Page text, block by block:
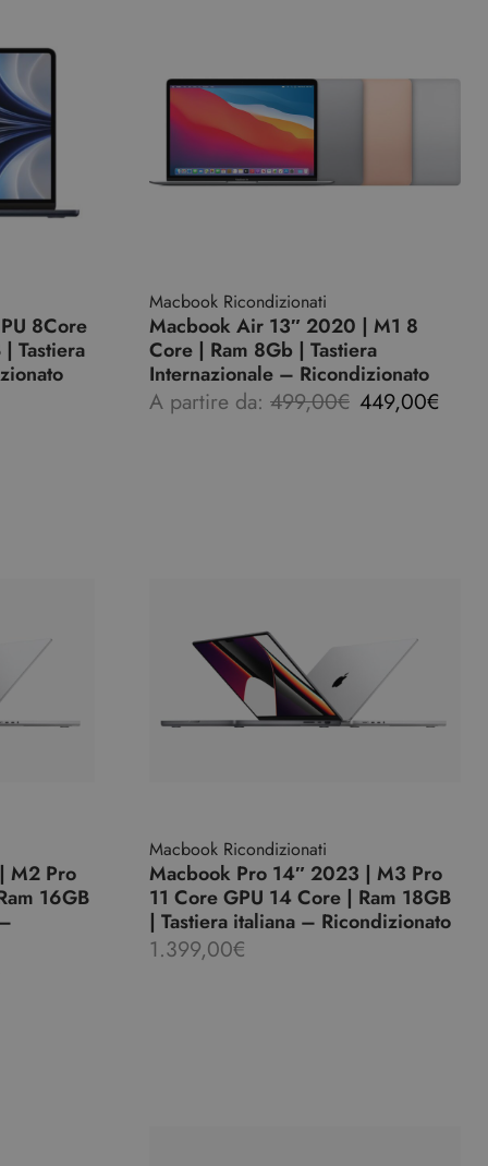
8Core
Tastiera
Macbook Ricondizionati
Macbook Air 13″ 2020 | M1 8
Core | Ram 8Gb | Tastiera
Internazionale – Ricondizionato
A partire da: 499,00€ 449,00€
M2 Pro
16GB
Macbook Ricondizionati
Macbook Pro 14″ 2023 | M3 Pro
11 Core GPU 14 Core | Ram 18GB
| Tastiera italiana – Ricondizionato
1.399,00€